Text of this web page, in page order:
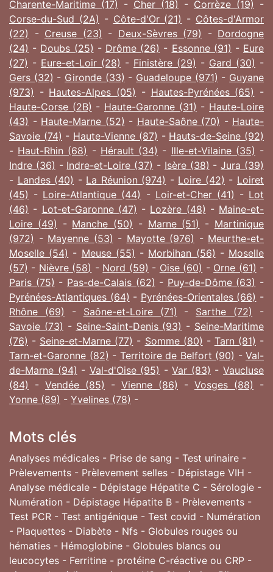
Charente-Maritime (17) - Cher (18) - Corrèze (19) -
Corse-du-Sud (2A) - Côte-d'Or (21) - Côtes-d'Armor
(22) - Creuse (23) - Deux-Sèvres (79) - Dordogne
(24) - Doubs (25) - Drôme (26) - Essonne (91) - Eure
(27) - Eure-et-Loir (28) - Finistère (29) - Gard (30) -
Gers (32) - Gironde (33) - Guadeloupe (971) - Guyane
(973) - Hautes-Alpes (05) - Hautes-Pyrénées (65) -
Haute-Corse (2B) - Haute-Garonne (31) - Haute-Loire
(43) - Haute-Marne (52) - Haute-Saône (70) - Haute-
Savoie (74) - Haute-Vienne (87) - Hauts-de-Seine (92)
- Haut-Rhin (68) - Hérault (34) - Ille-et-Vilaine (35) -
Indre (36) - Indre-et-Loire (37) - Isère (38) -Jura (39)
- Landes (40) - La Réunion (974) - Loire (42) - Loiret
(45) - Loire-Atlantique (44) - Loir-et-Cher (41) - Lot
(46) - Lot-et-Garonne (47) - Lozère (48) - Maine-et-
Loire (49) - Manche (50) - Marne (51) - Martinique
(972) - Mayenne (53) - Mayotte (976) - Meurthe-et-
Moselle (54) - Meuse (55) - Morbihan (56) - Moselle
(57) - Nièvre (58) - Nord (59) - Oise (60) - Orne (61) -
Paris (75) - Pas-de-Calais (62) - Puy-de-Dôme (63) -
Pyrénées-Atlantiques (64) - Pyrénées-Orientales (66) -
Rhône (69) - Saône-et-Loire (71) - Sarthe (72)
-
Savoie (73) - Seine-Saint-Denis (93) - Seine-Maritime
(76) - Seine-et-Marne (77) - Somme (80) - Tarn (81) -
Tarn-et-Garonne (82) - Territoire de Belfort (90) - Val-
de-Marne (94) - Val-d'Oise (95) -Var (83) -Vaucluse
(84) - Vendée (85) - Vienne (86) - Vosges (88) -
Yonne (89) - Yvelines (78) -
Mots clés
Analyses médicales - Prise de sang - Test urinaire -
Prèlevements - Prèlevement selles - Dépistage VIH -
Analyse médicale - Dépistage Hépatite C - Sérologie -
Numération - Dépistage Hépatite B - Prèlevements -
Test PCR - Test antigénique - Test covid - Numération
- Plaquettes - Diabète - Nfs - Globules rouges ou
hématies - Hémoglobine - Globules blancs ou
leucocytes - Ferritine - protéine C-réactive ou CRP -